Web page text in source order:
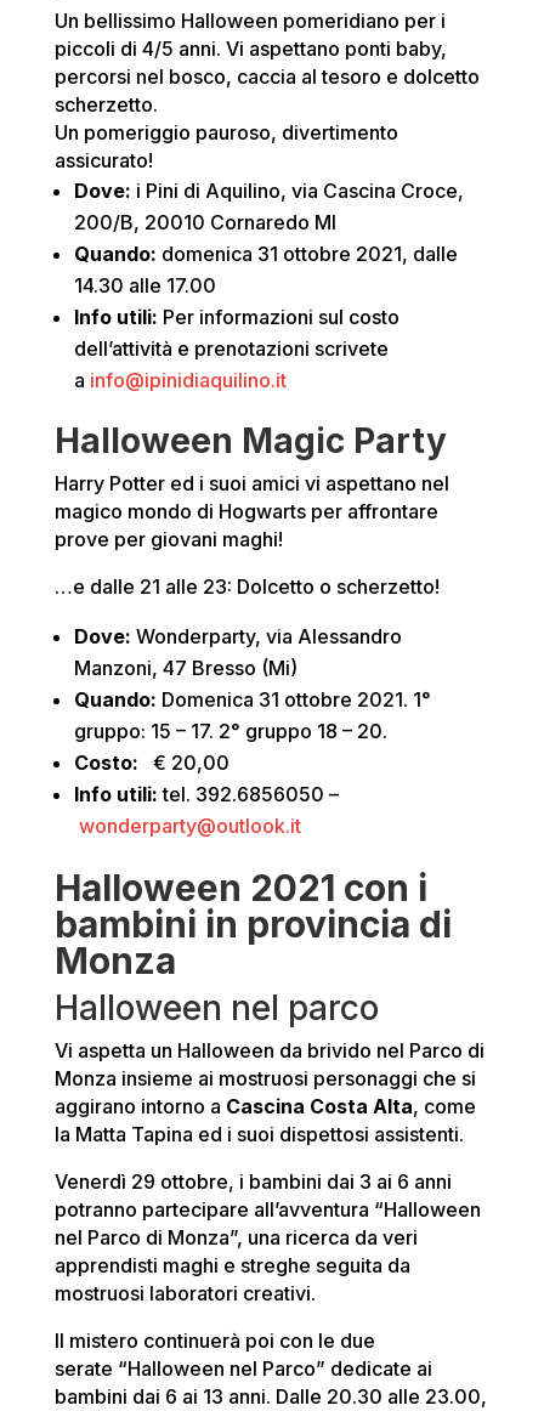
Un bellissimo Halloween pomeridiano per i
piccoli di 4/5 anni. Vi aspettano ponti baby,
percorsi nel bosco, caccia al tesoro e dolcetto
scherzetto.
Un pomeriggio pauroso, divertimento
assicurato!
Dove: i Pini di Aquilino, via Cascina Croce,
200/B, 20010 Cornaredo MI
Quando: domenica 31 ottobre 2021, dalle
14.30 alle 17.00
Info utili: Per informazioni sul costo
dell’attività e prenotazioni scrivete
a info@ipinidiaquilino.it
Halloween Magic Party
Harry Potter ed i suoi amici vi aspettano nel
magico mondo di Hogwarts per affrontare
prove per giovani maghi!
…e dalle 21 alle 23: Dolcetto o scherzetto!
Dove: Wonderparty, via Alessandro
Manzoni, 47 Bresso (Mi)
Quando: Domenica 31 ottobre 2021. 1°
gruppo: 15 – 17. 2° gruppo 18 – 20.
Costo:
€ 20,00
Info utili:tel. 392.6856050 –
wonderparty@outlook.it
Halloween 2021 con i
bambini in provincia di
Monza
Halloween nel parco
Vi aspetta un Halloween da brivido nel Parco di
Monza insieme ai mostruosi personaggi che si
aggirano intorno a Cascina Costa Alta, come
la Matta Tapina ed i suoi dispettosi assistenti.
Venerdì 29 ottobre, i bambini dai 3 ai 6 anni
potranno partecipare all’avventura “Halloween
nel Parco di Monza”, una ricerca da veri
apprendisti maghi e streghe seguita da
mostruosi laboratori creativi.
Il mistero continuerà poi con le due
serate “Halloween nel Parco” dedicate ai
bambini dai 6 ai 13 anni. Dalle 20.30 alle 23.00,